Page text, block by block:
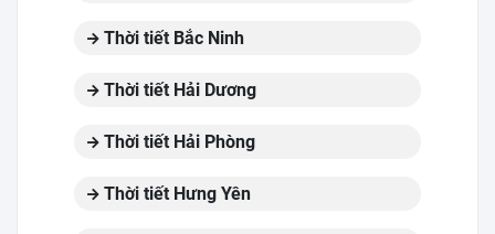
Thời tiết Bắc Ninh
Thời tiết Hải Dương
Thời tiết Hải Phòng
Thời tiết Hưng Yên